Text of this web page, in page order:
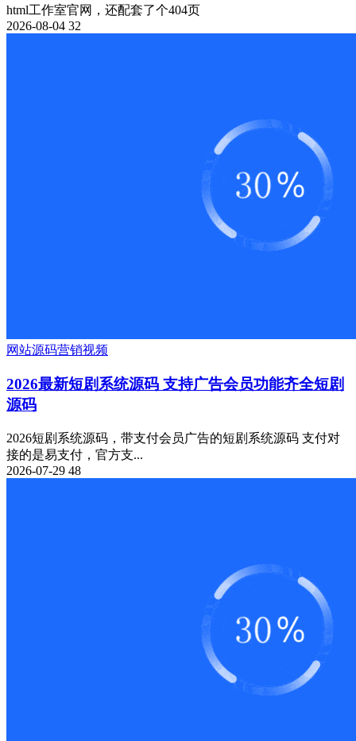
html工作室官网，还配套了个404页
2026-08-04 32
网站源码营销视频
2026最新短剧系统源码 支持广告会员功能齐全短剧
源码
2026短剧系统源码，带支付会员广告的短剧系统源码 支付对
接的是易支付，官方支...
2026-07-29 48